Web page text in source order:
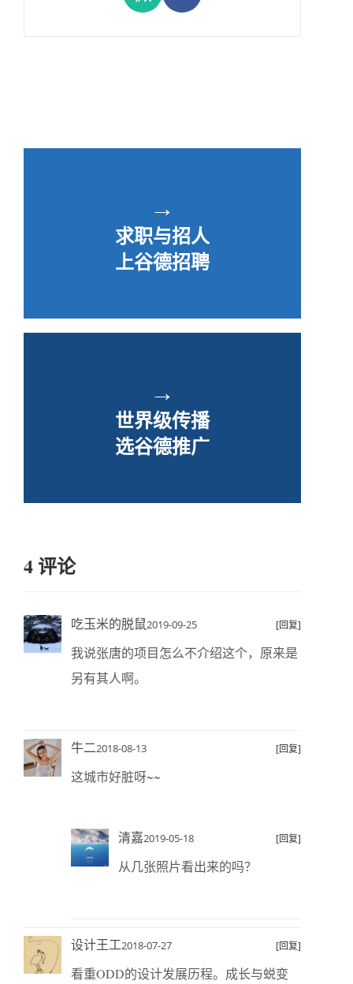
→
求职与招人
上谷德招聘
→
世界级传播
选谷德推广
4 评论
吃玉米的脱鼠2019-09-25 [回复]
我说张唐的项目怎么不介绍这个，原来是
另有其人啊。
牛二2018-08-13 [回复]
这城市好脏呀~~
清嘉2019-05-18 [回复]
从几张照片看出来的吗？
设计王工2018-07-27 [回复]
看重ODD的设计发展历程。成长与蜕变